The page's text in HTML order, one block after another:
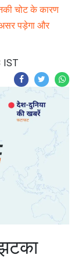
चोट के कारण
पड़ेगा और
IST